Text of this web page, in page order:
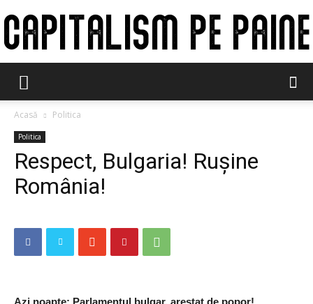
Acasă Politica
Politica
Respect, Bulgaria! Rușine
România!
Azi noapte: Parlamentul bulgar, arestat de popor!